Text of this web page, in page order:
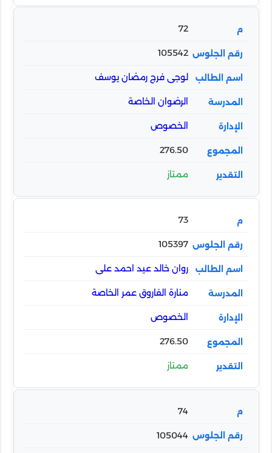
72
105542
لوجى فرج رمضان يوسف
الرضوان الخاصة
الخصوص
276.50
ممتاز
73
105397
روان خالد عيد احمد على
منارة الفاروق عمر الخاصة
الخصوص
276.50
ممتاز
74
105044